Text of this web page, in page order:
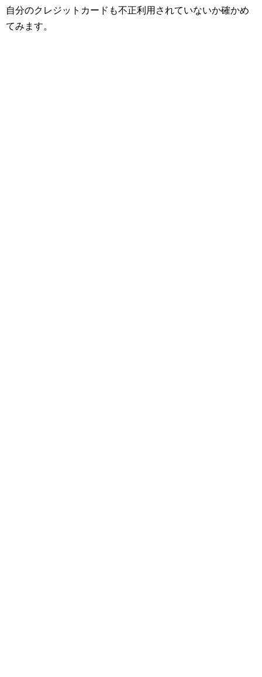
自分のクレジットカードも不正利用されていないか確かめ
てみます。